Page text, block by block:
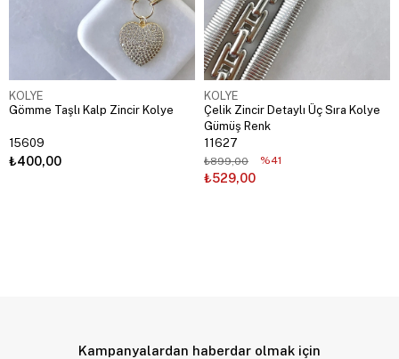
KOLYE
Gömme Taşlı Kalp Zincir Kolye
15609
₺400,00
KOLYE
Çelik Zincir Detaylı Üç Sıra Kolye
Gümüş Renk
11627
₺529,00
₺899,00 %41
Kampanyalardan haberdar olmak için